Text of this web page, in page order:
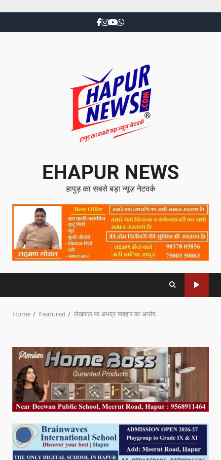
EHAPUR NEWS
हापुड़ का सबसे बड़ा न्यूज़ नेटवर्क
Home Featured लेखपाल पर अभद्र व्यवहार का आरोप